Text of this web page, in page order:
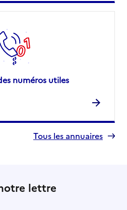
numéros utiles
Tous les annuaires
lettre